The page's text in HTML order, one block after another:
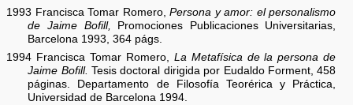
1993 Francisca Tomar Romero,Persona y amor: el personalismo
de Jaime Bofill,
Promociones Publicaciones Universitarias,
Barcelona 1993, 364 págs.
1994 Francisca Tomar Romero, La Metafísica de la persona de
Jaime Bofill. Tesis doctoral dirigida por Eudaldo Forment, 458
páginas. Departamento de Filosofía Teorérica y Práctica,
Universidad de Barcelona 1994.